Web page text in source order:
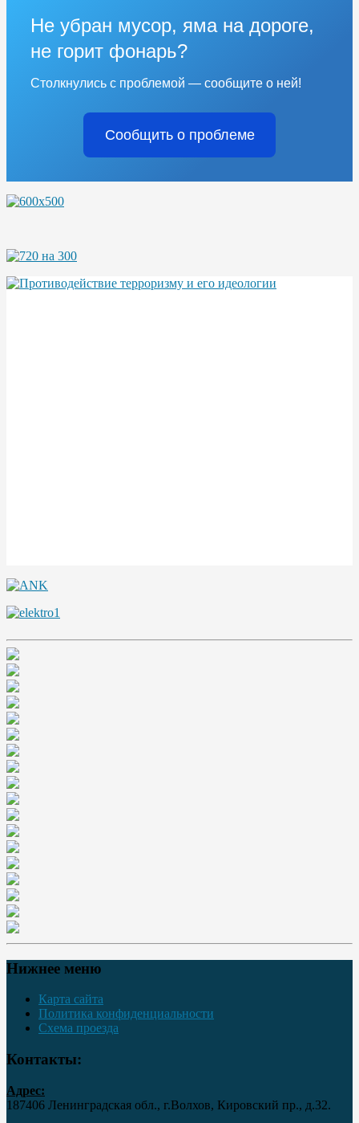
Не убран мусор, яма на дороге,
не горит фонарь?
Столкнулись с проблемой — сообщите о ней!
Сообщить о проблеме
Нижнее меню
Карта сайта
Политика конфиденциальности
Схема проезда
Контакты:
Адрес:
187406 Ленинградская обл., г.Волхов, Кировский пр., д.32.